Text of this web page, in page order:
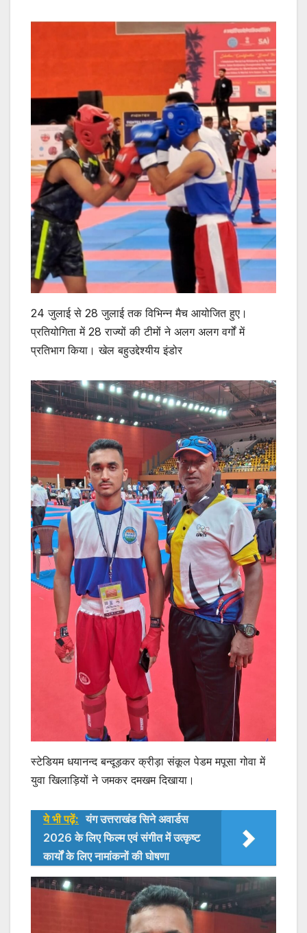
p o
24 जुलाई से 28 जुलाई तक विभिन्न मैच आयोजित हुए।
प्रतियोगिता में 28 राज्यों की टीमों ने अलग अलग वर्गों में
प्रतिभाग किया। खेल बहुउद्देश्यीय इंडोर
स्टेडियम धयानन्द बन्दूड़कर क्रीड़ा संकूल पेडम मपूसा गोवा में
युवा खिलाड़ियों ने जमकर दमखम दिखाया।
ये भी पढ़ें: यंग उत्तराखंड सिने अवार्डस
2026 के लिए फिल्म एवं संगीत में उत्कृष्ट
कार्यों के लिए नामांकनों की घोषणा